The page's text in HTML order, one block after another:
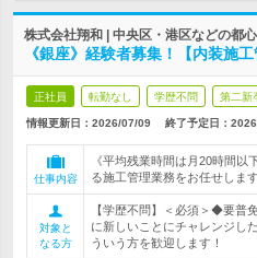
株式会社翔和 | 中央区・港区などの都
《銀座》経験者募集！【内装施
正社員 転勤なし 学歴不問 第二新
情報更新日：2026/07/09 終了予定日：
仕事内容
《平均残業時間は月20時間
る施工管理業務をお任せします
対象と
なる方
【学歴不問】＜必須＞◆要普
に新しいことにチャレンジし
ういう方を歓迎します！